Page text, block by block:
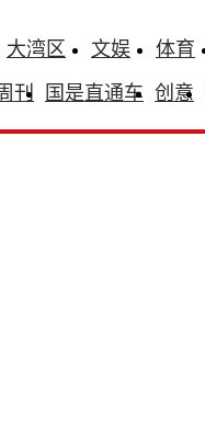
大湾区 文娱 体育
刊 国是直通车 创意